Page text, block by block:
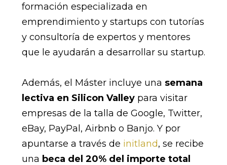
formación especializada en
emprendimiento y startups con tutorías
y consultoría de expertos y mentores
que le ayudarán a desarrollar su startup.
Además, el Máster incluye una semana
lectiva en Silicon Valleypara visitar
empresas de la talla de Google, Twitter,
eBay, PayPal, Airbnb o Banjo. Y por
apuntarse a través de initland, se recibe
una beca del 20% del importe total